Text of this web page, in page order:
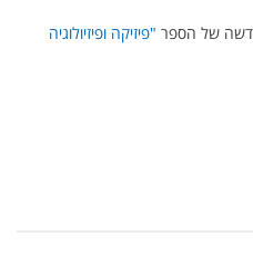
של הספר "פיזיקה ופיזיולוגיה